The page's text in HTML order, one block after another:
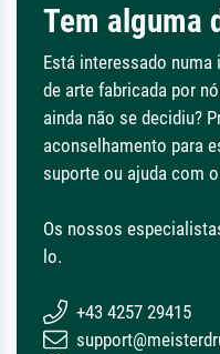
Tem alguma
Está interessado numa
de arte fabricada por
ainda não se decidiu?
aconselhamento para
suporte ou ajuda com
Os nossos
lo.
+43 4257 29415